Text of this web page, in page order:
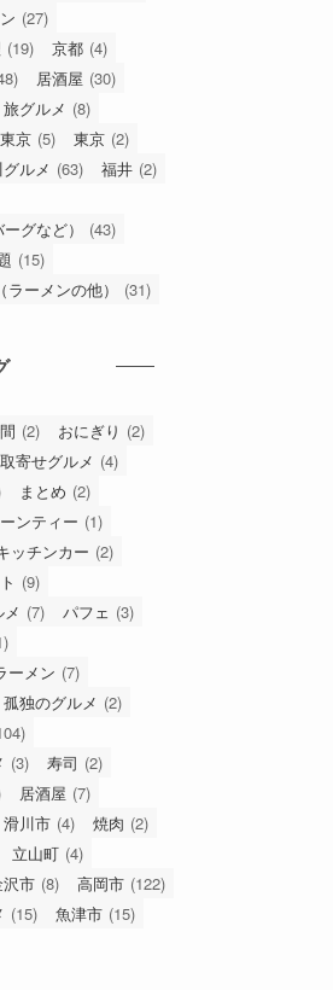
(27)
(19) 京都 (4)
居酒屋 (30)
旅グルメ (8)
東京 (5) 東京 (2)
ルメ (63) 福井 (2)
グなど）
(43)
(15)
ラーメンの他） (31)
(2) おにぎり (2)
寄せグルメ (4)
まとめ (2)
ンティー (1)
ッチンカー (2)
(9)
(7) パフェ (3)
ーメン (7)
孤独のグルメ (2)
(3) 寿司 (2)
居酒屋 (7)
滑川市 (4) 焼肉 (2)
立山町 (4)
市 (8) 高岡市 (122)
(15) 魚津市 (15)